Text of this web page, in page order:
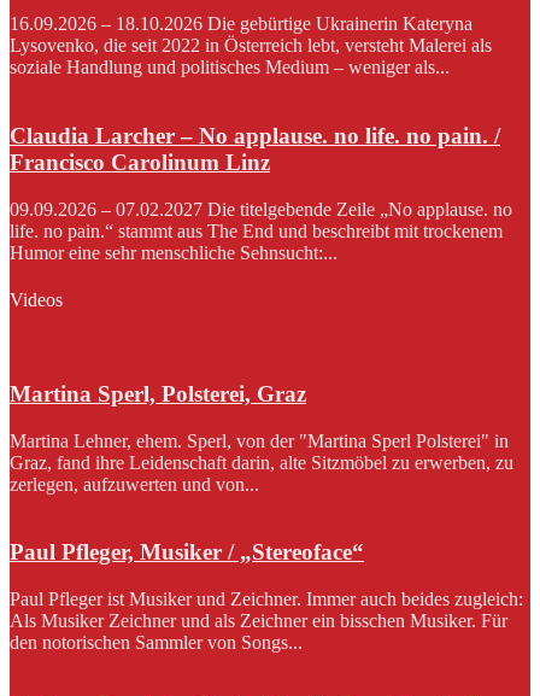
16.09.2026 – 18.10.2026 Die gebürtige Ukrainerin Kateryna
Lysovenko, die seit 2022 in Österreich lebt, versteht Malerei als
soziale Handlung und politisches Medium – weniger als...
Claudia Larcher – No applause. no life. no pain. /
Francisco Carolinum Linz
09.09.2026 – 07.02.2027 Die titelgebende Zeile „No applause. no
life. no pain.“ stammt aus The End und beschreibt mit trockenem
Humor eine sehr menschliche Sehnsucht:...
Videos
Martina Sperl, Polsterei, Graz
Martina Lehner, ehem. Sperl, von der "Martina Sperl Polsterei" in
Graz, fand ihre Leidenschaft darin, alte Sitzmöbel zu erwerben, zu
zerlegen, aufzuwerten und von...
Paul Pfleger, Musiker / „Stereoface“
Paul Pfleger ist Musiker und Zeichner. Immer auch beides zugleich:
Als Musiker Zeichner und als Zeichner ein bisschen Musiker. Für
den notorischen Sammler von Songs...